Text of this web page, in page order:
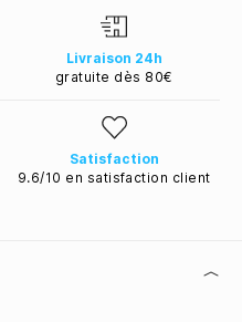
Livraison 24h
gratuite dès 80€
Satisfaction
9.6/10 en satisfaction client